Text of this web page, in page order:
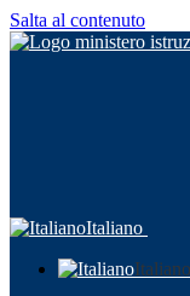
Salta al contenuto
Italiano
Italiano